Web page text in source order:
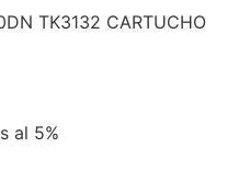
TK3132 CARTUCHO
al 5%